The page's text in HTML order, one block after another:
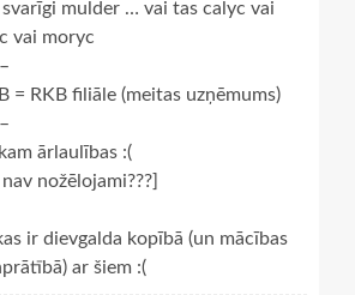
svarīgi mulder … vai tas calyc vai
vai moryc
= RKB filiāle (meitas uzņēmums)
ārlaulības :(
nav nožēlojami???]
ir dievgalda kopībā (un mācības
ar šiem :(